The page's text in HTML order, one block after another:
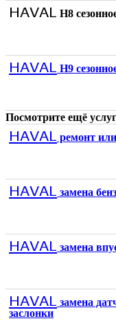
HAVAL H8
HAVAL H9
Посмотрите ещё
HAVAL ремонт
HAVAL замена
HAVAL замена
HAVAL замена
заслонки